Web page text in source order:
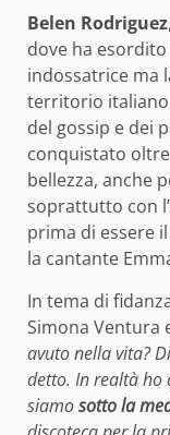
Belen Rodriguez
dove ha
indossatrice ma
territorio italiano
del gossip e dei
conquistato
bellezza, anche
soprattutto con
prima di essere
la cantante
In tema di
Simona Ventura
avuto nella vita?
detto. In realtà ho
siamosotto la